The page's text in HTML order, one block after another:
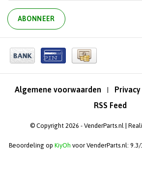
ABONNEER
Algemene voorwaarden |
RSS Feed
© Copyright 2026 - VenderParts.nl |
Beoordeling op KiyOh voor VenderParts.nl: